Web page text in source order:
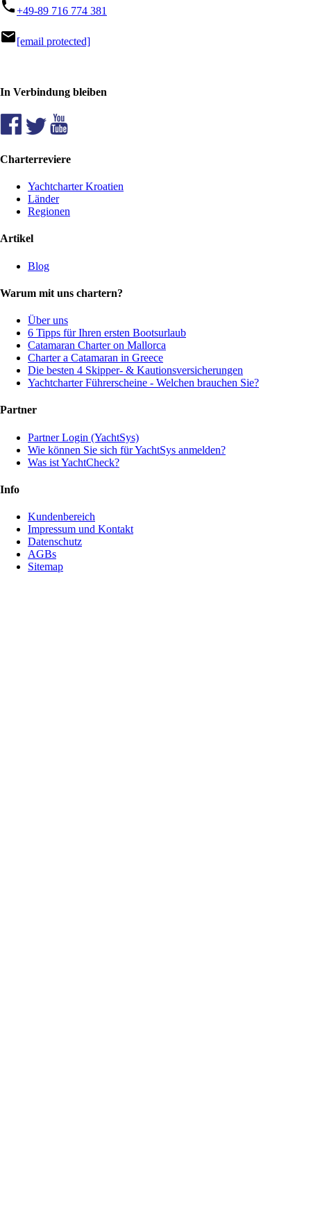
phone+49-89 716 774 381
mail[email protected]
In Verbindung bleiben
Charterreviere
Yachtcharter Kroatien
Länder
Regionen
Artikel
Blog
Warum mit uns chartern?
Über uns
6 Tipps für Ihren ersten Bootsurlaub
Catamaran Charter on Mallorca
Charter a Catamaran in Greece
Die besten 4 Skipper- & Kautionsversicherungen
Yachtcharter Führerscheine - Welchen brauchen Sie?
Partner
Partner Login (YachtSys)
Wie können Sie sich für YachtSys anmelden?
Was ist YachtCheck?
Info
Kundenbereich
Impressum und Kontakt
Datenschutz
AGBs
Sitemap